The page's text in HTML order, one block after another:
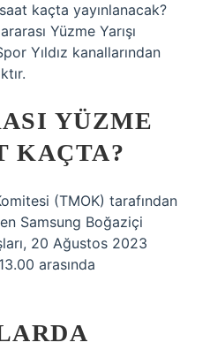
kaçta yayınlanacak?
Yüzme Yarışı
Yıldız kanallarından
YÜZME
KAÇTA?
(TMOK) tarafından
Samsung Boğaziçi
20 Ağustos 2023
arasında